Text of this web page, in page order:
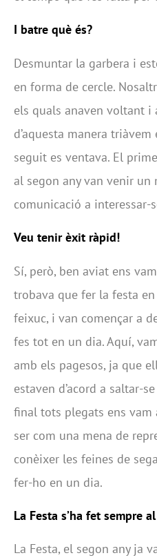
I batre què és?
Desmuntar la garbera i
en forma de cercle.
els quals anaven voltant i
d’aquesta manera
seguit es ventava. El
al segon any van venir
comunicació a interessar-
Veu tenir èxit ràpid!
Sí, però, ben aviat ens
trobava que fer la festa
feixuc, i van començar a
fes tot en un dia. Aquí,
amb els pagesos, ja que
estaven d’acord a saltar-
final tots plegats ens
ser com una mena de
conèixer les feines de
fer-ho en un dia.
La Festa s’ha fet sempre
La Festa, el segon any ja